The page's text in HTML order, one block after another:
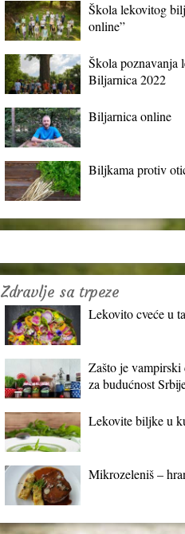
Škola lekovitog
online”
Škola poznavanja
Biljarnica 2022
Biljarnica online
Biljkama protiv
Zdravlje sa trpeze
Lekovito cveće u
Zašto je vampirski
za budućnost
Lekovite biljke u
Mikrozeleniš –